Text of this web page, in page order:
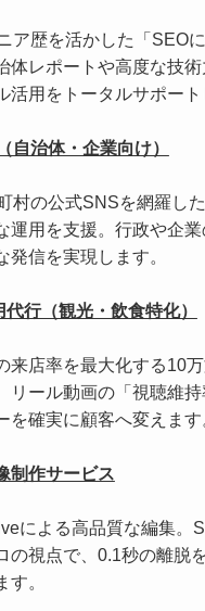
ア歴を活かした「SEO
体レポートや高度な技
活用をトータルサポート
自治体・企業向け）
村の公式SNSを網羅し
運用を支援。行政や企
発信を実現します。
行（観光・飲食特化）
来店率を最大化する10
リール動画の「視聴維持
を確実に顧客へ変えます
制作サービス
による高品質な編集。
の視点で、0.1秒の離脱
。